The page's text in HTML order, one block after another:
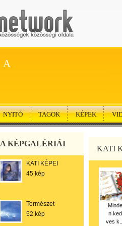
A
NYITÓ TAGOK KÉPEK
A KÉPGALÉRIÁI
KATI KÉPEI
45 kép
Természet
52 kép
KATI
Minde
n ked
ves